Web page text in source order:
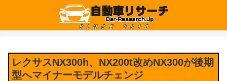
レクサスNX300h、NX200t改めNX300が後期
型へマイナーモデルチェンジ